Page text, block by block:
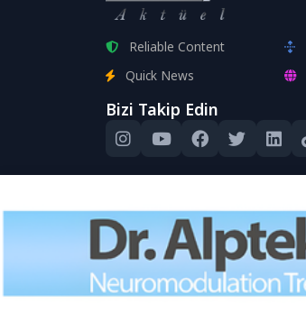
Reliable Content
Quick News
Bizi Takip Edin